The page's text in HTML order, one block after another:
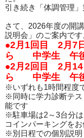
引き続き「体調管理
さて、2026年度の開
説明会」のご案内です
●2月1回目 2月7
ら 中学生 午後
●2月2回目 2月
ら 中学生 午後
※いずれも1時間程度
※同時に学力診断テ
能です
※駐車場は2～3台分
コインパーキングを
※別日程での個別説明